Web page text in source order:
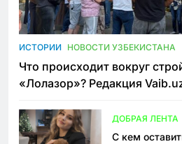
ИСТОРИИ НОВОСТИ УЗБЕКИСТАНА
Что происходит вокруг
«Лолазор»? Редакция
ДОБРАЯ ЛЕНТА
С кем